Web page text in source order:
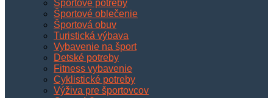
Športové potreby
Športové oblečenie
Športová obuv
Turistická výbava
Vybavenie na šport
Detské potreby
Fitness vybavenie
Cyklistické potreby
Výživa pre športovcov